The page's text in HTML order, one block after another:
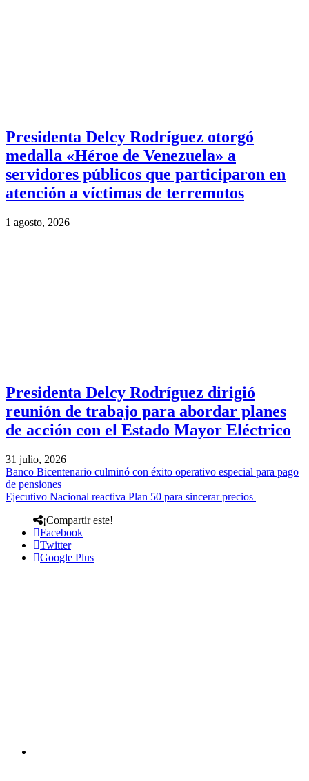
Presidenta Delcy Rodríguez otorgó
medalla «Héroe de Venezuela» a
servidores públicos que participaron en
atención a víctimas de terremotos
1 agosto, 2026
Presidenta Delcy Rodríguez dirigió
reunión de trabajo para abordar planes
de acción con el Estado Mayor Eléctrico
31 julio, 2026
Banco Bicentenario culminó con éxito operativo especial para pago
de pensiones
Ejecutivo Nacional reactiva Plan 50 para sincerar precios
¡Compartir este!
Facebook
Twitter
Google Plus